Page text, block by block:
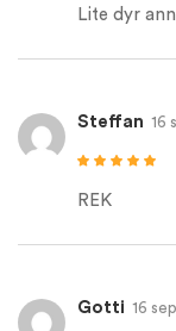
av 5
Lite dyr
5
Steffan 16
REK
Gotti 16